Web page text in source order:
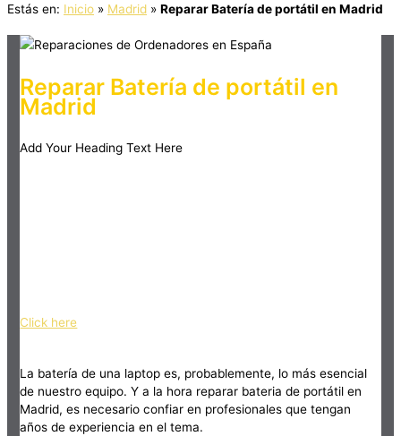
Estás en: Inicio » Madrid » Reparar Batería de portátil en Madrid
Reparar Batería de portátil en
Madrid
Add Your Heading Text Here
Click here
La batería de una laptop es, probablemente, lo más esencial
de nuestro equipo. Y a la hora reparar bateria de portátil en
Madrid, es necesario confiar en profesionales que tengan
años de experiencia en el tema.